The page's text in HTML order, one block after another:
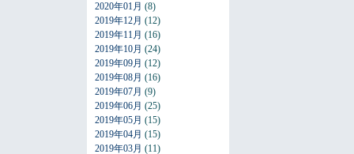
2020年01月 (8)
2019年12月 (12)
2019年11月 (16)
2019年10月 (24)
2019年09月 (12)
2019年08月 (16)
2019年07月 (9)
2019年06月 (25)
2019年05月 (15)
2019年04月 (15)
2019年03月 (11)